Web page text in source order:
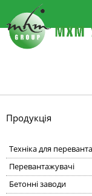
Продукція
Техніка для
Перевантажувачі
Бетонні заводи